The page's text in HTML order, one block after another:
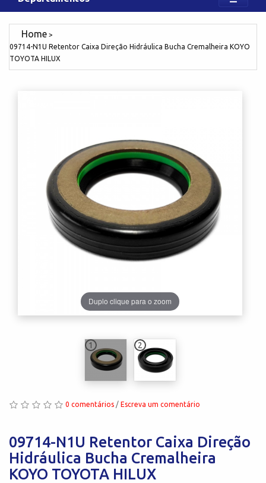
09714-N1U Retentor Caixa Direção Hidráulica Bucha Cremalheira KOYO
TOYOTA HILUX
1 2
Duplo clique para o zoom
0 comentários / Escreva um comentário
09714-N1U Retentor Caixa Direção
Hidráulica Bucha Cremalheira
KOYO TOYOTA HILUX